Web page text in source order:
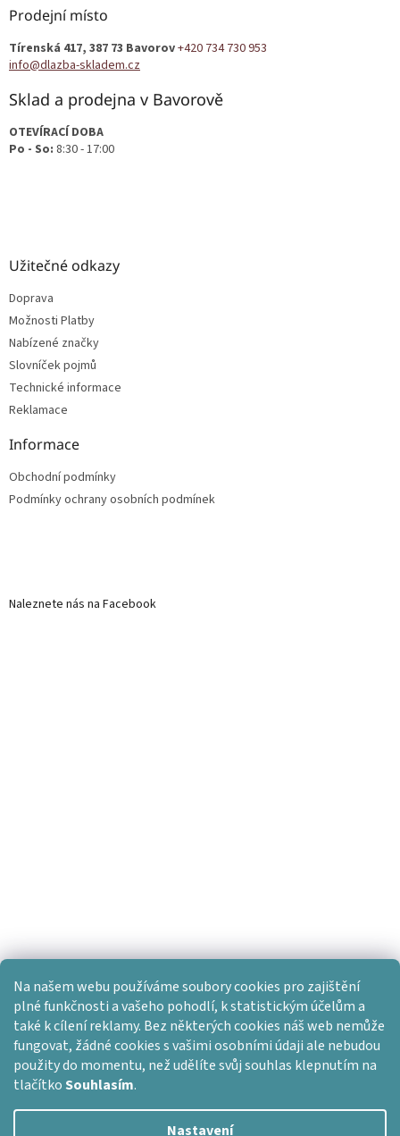
Na našem webu používáme soubory cookies pro zajištění
plné funkčnosti a vašeho pohodlí, k statistickým účelům a
také k cílení reklamy. Bez některých cookies náš web nemůže
fungovat, žádné cookies s vašimi osobními údaji ale nebudou
použity do momentu, než udělíte svůj souhlas klepnutím na
tlačítkoSouhlasím.
Nastavení
Prodejní místo
Tírenská 417, 387 73 Bavorov+420 734 730 953
info@dlazba-skladem.cz
Sklad a prodejna v Bavorově
OTEVÍRACÍ DOBA
Po - So: 8:30 - 17:00
Užitečné odkazy
Doprava
Možnosti Platby
Nabízené značky
Slovníček pojmů
Technické informace
Reklamace
Informace
Obchodní podmínky
Podmínky ochrany osobních podmínek
Naleznete nás na Facebook